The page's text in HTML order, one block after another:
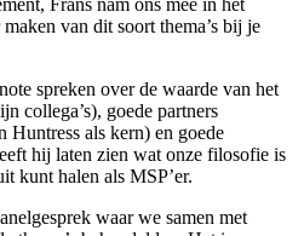
Frans nam ons mee in het
van dit soort thema’s bij je
spreken over de waarde van het
collega’s), goede partners
als kern) en goede
hij laten zien wat onze filosofie is
kunt halen als MSP’er.
waar we samen met